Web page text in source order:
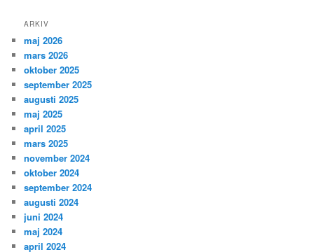
ARKIV
maj 2026
mars 2026
oktober 2025
september 2025
augusti 2025
maj 2025
april 2025
mars 2025
november 2024
oktober 2024
september 2024
augusti 2024
juni 2024
maj 2024
april 2024